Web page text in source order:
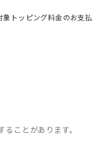
トッピング料金のお支払
ことがあります。